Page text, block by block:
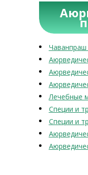
Чаванпраш
Лечебные
Специи и
Специи и